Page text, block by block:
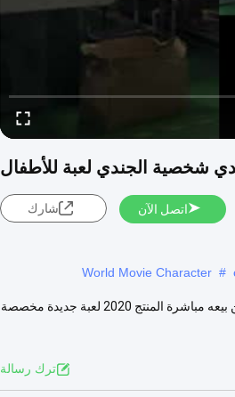
شخصية الجندي لعبة للأطفال
اتصل الآن شارك
#
World Movie Character
لعبة جديدة مخصصة للجنود عرض المنتجات ملاحظة المنتج الذي ظهر على الموقع فقط للإشارة فقط لا يمكن بيعه مباشرة المنتج 2020 لعبة جديدة مخصصة
ترك رسالة